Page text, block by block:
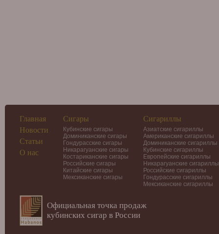
Главная
Новости
Статьи
О нас
Сигары
Кубинские сигары
Доминиканские сигары
Гондурасские сигары
Никарагуанские сигары
Костариканские сигары
Российские сигары
Китайские сигары
Мексиканские сигары
Сигариллы
Азиатские сигариллы
Американские сигариллы
Доминиканские сигариллы
Кубинские сигариллы
Европейские сигариллы
Никарагуанские сигариллы
Российские сигариллы
Гондурасские сигариллы
Мексиканские сигариллы
Официальная точка продаж
кубинских сигар в России